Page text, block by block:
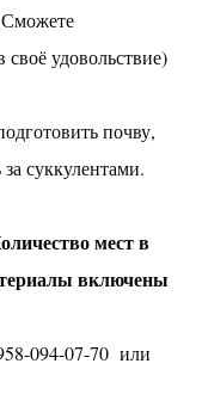
Сможете
удовольствие)
почву,
суккулентами.
мест в
включены
094-07-70 или